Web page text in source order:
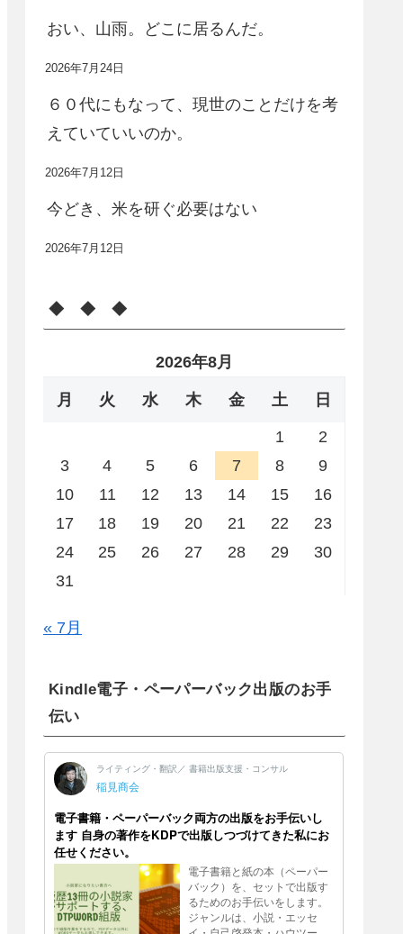
おい、山雨。どこに居るんだ。
2026年7月24日
６０代にもなって、現世のことだけを考
えていていいのか。
2026年7月12日
今どき、米を研ぐ必要はない
2026年7月12日
◆ ◆ ◆
2026年8月
月 火 水 木 金 土 日
1
2
3
4 5 6 7 8
9
10
11 12 13 14 15
16
17
18 19 20 21 22
23
24
25 26 27 28 29
30
31
« 7月
Kindle電子・ペーパーバック出版のお手
伝い